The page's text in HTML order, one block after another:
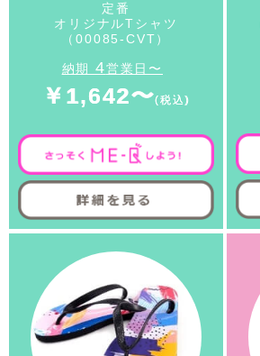
定番
オリジナルTシャツ
（00085-CVT）
納期 4営業日〜
￥1,642〜